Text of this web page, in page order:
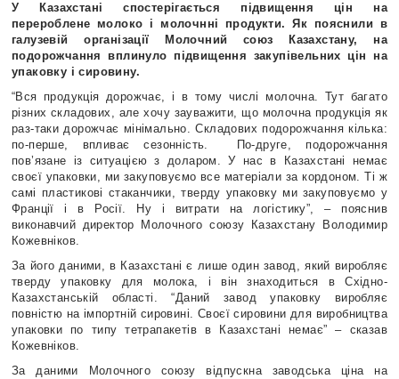
У Казахстані спостерігається підвищення цін на
перероблене молоко і молочнні продукти. Як пояснили в
галузевій організації Молочний союз Казахстану, на
подорожчання вплинуло підвищення закупівельних цін на
упаковку і сировину.
“Вся продукція дорожчає, і в тому числі молочна. Тут багато
різних складових, але хочу зауважити, що молочна продукція як
раз-таки дорожчає мінімально. Складових подорожчання кілька:
по-перше, впливає сезонність. По-друге, подорожчання
пов’язане із ситуацією з доларом. У нас в Казахстані немає
своєї упаковки, ми закуповуємо все матеріали за кордоном. Ті ж
самі пластикові стаканчики, тверду упаковку ми закуповуємо у
Франції і в Росії. Ну і витрати на логістику”, – пояснив
виконавчий директор Молочного союзу Казахстану Володимир
Кожевніков.
За його даними, в Казахстані є лише один завод, який виробляє
тверду упаковку для молока, і він знаходиться в Східно-
Казахстанській області. “Даний завод упаковку виробляє
повністю на імпортній сировині. Своєї сировини для виробництва
упаковки по типу тетрапакетів в Казахстані немає” – сказав
Кожевніков.
За даними Молочного союзу відпускна заводська ціна на